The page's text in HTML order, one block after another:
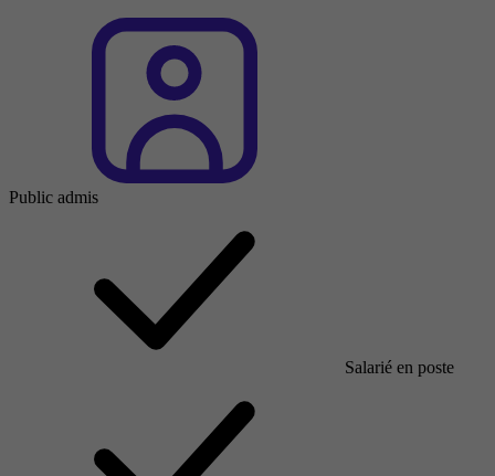
Public admis
Salarié en poste